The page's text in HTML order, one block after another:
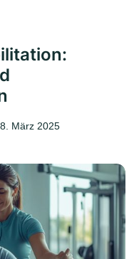
März 2025